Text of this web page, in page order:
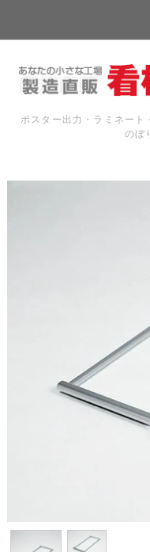
ポスター出力・ラミネート
のぼ